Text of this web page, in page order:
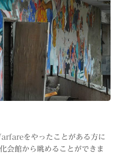
をやったことがある方に
会館から眺めることができま